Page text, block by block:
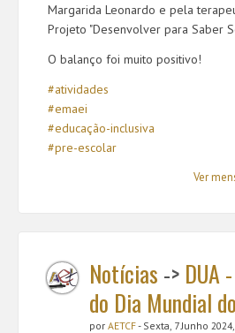
Margarida Leonardo e pela
Projeto "Desenvolver para Saber
O balanço foi muito positivo!
#atividades
#emaei
#educação-inclusiva
#pre-escolar
Ver
Notícias -> DUA
do Dia Mundial
por AETCF- Sexta, 7 Junho